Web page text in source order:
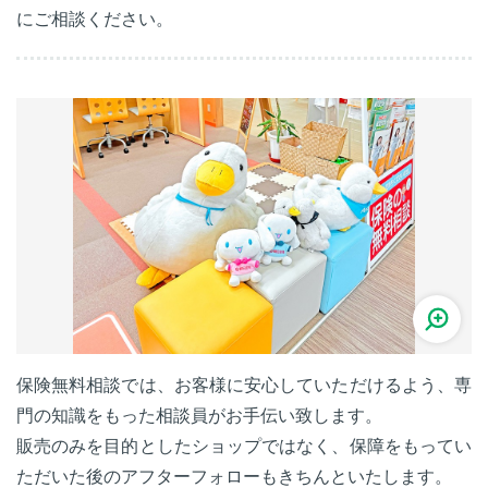
にご相談ください。
保険無料相談では、お客様に安心していただけるよう、専
門の知識をもった相談員がお手伝い致します。
販売のみを目的としたショップではなく、保障をもってい
ただいた後のアフターフォローもきちんといたします。